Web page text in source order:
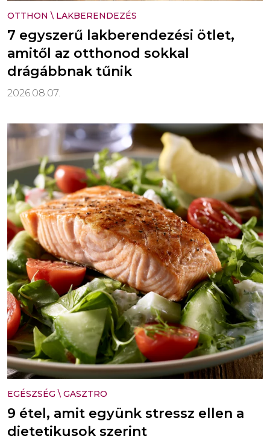
OTTHON \ LAKBERENDEZÉS
7 egyszerű lakberendezési ötlet,
amitől az otthonod sokkal
drágábbnak tűnik
2026.08.07.
EGÉSZSÉG \ GASZTRO
9 étel, amit együnk stressz ellen a
dietetikusok szerint